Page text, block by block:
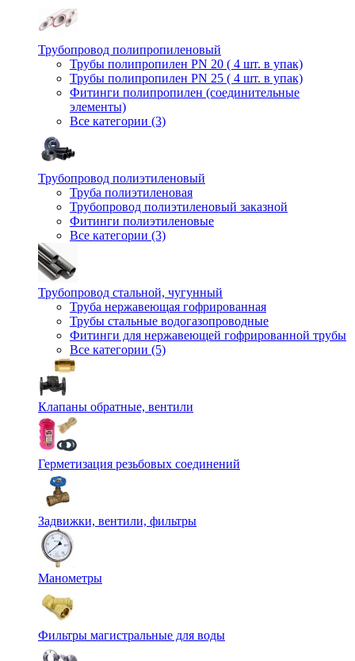
Трубопровод полипропиленовый
Трубы полипропилен PN 20 ( 4 шт. в упак)
Трубы полипропилен PN 25 ( 4 шт. в упак)
Фитинги полипропилен (cоединительные
элементы)
Все категории (3)
Трубопровод полиэтиленовый
Труба полиэтиленовая
Трубопровод полиэтиленовый заказной
Фитинги полиэтиленовые
Все категории (3)
Трубопровод стальной, чугунный
Труба нержавеющая гофрированная
Трубы стальные водогазопроводные
Фитинги для нержавеющей гофрированной трубы
Все категории (5)
Клапаны обратные, вентили
Герметизация резьбовых соединений
Задвижки, вентили, фильтры
Манометры
Фильтры магистральные для воды